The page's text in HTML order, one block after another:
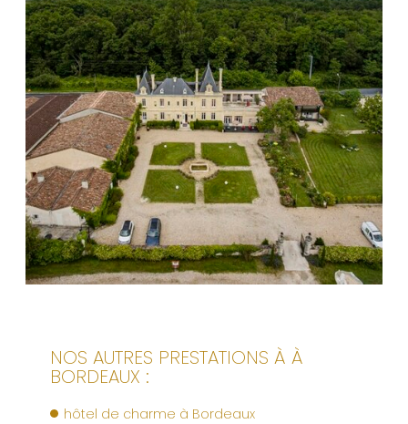
NOS AUTRES PRESTATIONS À À
BORDEAUX :
hôtel de charme à Bordeaux